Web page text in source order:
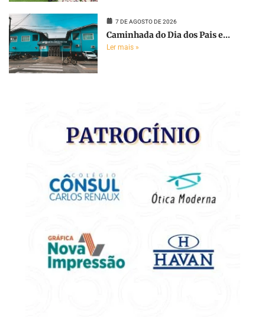
7 DE AGOSTO DE 2026
Caminhada do Dia dos Pais e...
Ler mais »